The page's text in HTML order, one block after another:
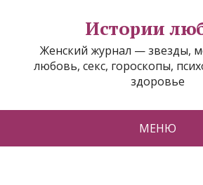
Истории
Женский журнал — звезды,
любовь, секс, гороскопы,
здоровье
МЕНЮ